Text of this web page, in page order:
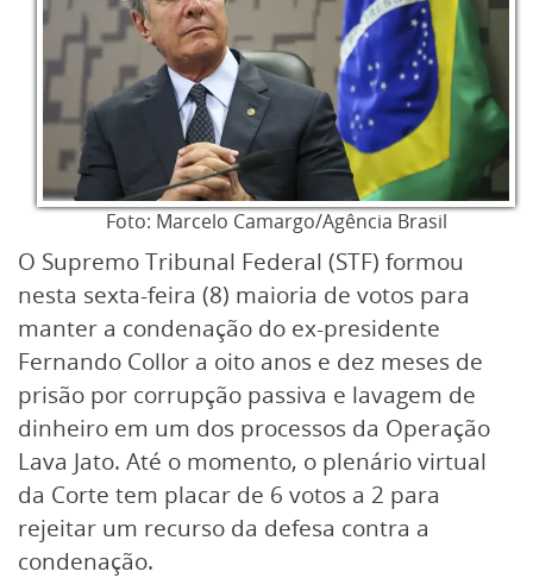
Foto: Marcelo Camargo/Agência Brasil
O Supremo Tribunal Federal (STF) formou
nesta sexta-feira (8) maioria de votos para
manter a condenação do ex-presidente
Fernando Collor a oito anos e dez meses de
prisão por corrupção passiva e lavagem de
dinheiro em um dos processos da Operação
Lava Jato. Até o momento, o plenário virtual
da Corte tem placar de 6 votos a 2 para
rejeitar um recurso da defesa contra a
condenação.